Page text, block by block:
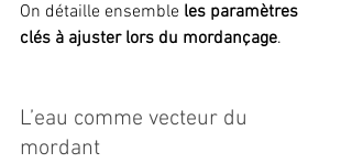
On détaille ensemble les paramètres
clés à ajuster lors du mordançage.
L’eau comme vecteur du
mordant